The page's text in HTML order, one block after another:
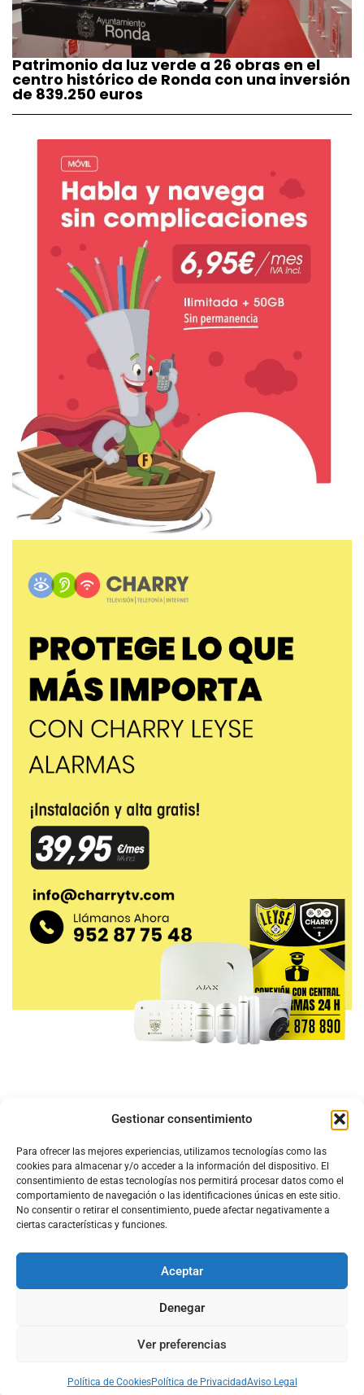
Gestionar consentimiento
Para ofrecer las mejores experiencias, utilizamos tecnologías como las
cookies para almacenar y/o acceder a la información del dispositivo. El
consentimiento de estas tecnologías nos permitirá procesar datos como el
comportamiento de navegación o las identificaciones únicas en este sitio.
No consentir o retirar el consentimiento, puede afectar negativamente a
ciertas características y funciones.
Aceptar
Denegar
Ver preferencias
Política de CookiesPolítica de PrivacidadAviso Legal
Patrimonio da luz verde a 26 obras en el
centro histórico de Ronda con una inversión
de 839.250 euros
Acerca de Nosotros